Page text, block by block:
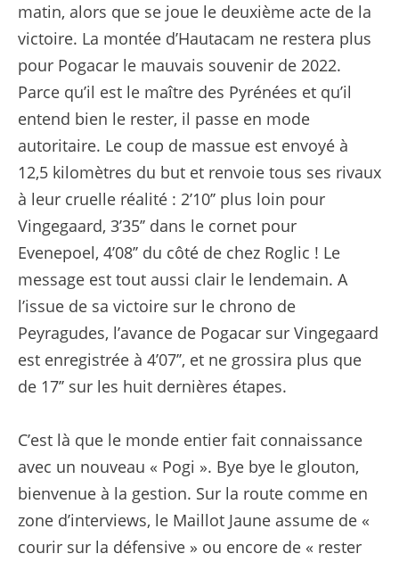
matin, alors que se joue le deuxième acte de la
victoire. La montée d’Hautacam ne restera plus
pour Pogacar le mauvais souvenir de 2022.
Parce qu’il est le maître des Pyrénées et qu’il
entend bien le rester, il passe en mode
autoritaire. Le coup de massue est envoyé à
12,5 kilomètres du but et renvoie tous ses rivaux
à leur cruelle réalité : 2’10’’ plus loin pour
Vingegaard, 3’35’’ dans le cornet pour
Evenepoel, 4’08’’ du côté de chez Roglic ! Le
message est tout aussi clair le lendemain. A
l’issue de sa victoire sur le chrono de
Peyragudes, l’avance de Pogacar sur Vingegaard
est enregistrée à 4’07’’, et ne grossira plus que
de 17’’ sur les huit dernières étapes.
C’est là que le monde entier fait connaissance
avec un nouveau « Pogi ». Bye bye le glouton,
bienvenue à la gestion. Sur la route comme en
zone d’interviews, le Maillot Jaune assume de «
courir sur la défensive » ou encore de « rester